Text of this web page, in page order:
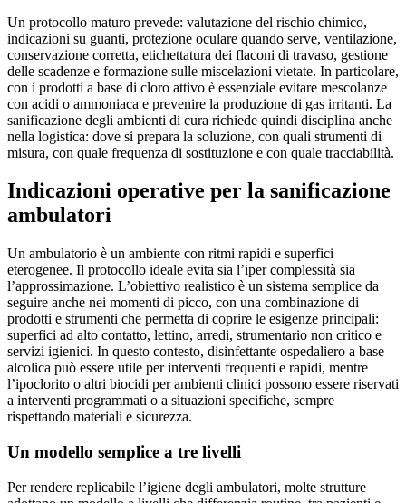
Un protocollo maturo prevede: valutazione del rischio chimico,
indicazioni su guanti, protezione oculare quando serve, ventilazione,
conservazione corretta, etichettatura dei flaconi di travaso, gestione
delle scadenze e formazione sulle miscelazioni vietate. In particolare,
con i prodotti a base di cloro attivo è essenziale evitare mescolanze
con acidi o ammoniaca e prevenire la produzione di gas irritanti. La
sanificazione degli ambienti di cura richiede quindi disciplina anche
nella logistica: dove si prepara la soluzione, con quali strumenti di
misura, con quale frequenza di sostituzione e con quale tracciabilità.
Indicazioni operative per la sanificazione
ambulatori
Un ambulatorio è un ambiente con ritmi rapidi e superfici
eterogenee. Il protocollo ideale evita sia l’iper complessità sia
l’approssimazione. L’obiettivo realistico è un sistema semplice da
seguire anche nei momenti di picco, con una combinazione di
prodotti e strumenti che permetta di coprire le esigenze principali:
superfici ad alto contatto, lettino, arredi, strumentario non critico e
servizi igienici. In questo contesto, disinfettante ospedaliero a base
alcolica può essere utile per interventi frequenti e rapidi, mentre
l’ipoclorito o altri biocidi per ambienti clinici possono essere riservati
a interventi programmati o a situazioni specifiche, sempre
rispettando materiali e sicurezza.
Un modello semplice a tre livelli
Per rendere replicabile l’igiene degli ambulatori, molte strutture